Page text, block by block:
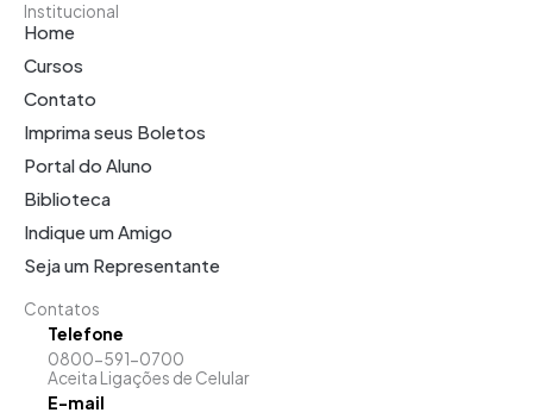
Institucional
Home
Cursos
Contato
Imprima seus Boletos
Portal do Aluno
Biblioteca
Indique um Amigo
Seja um Representante
Contatos
Telefone
0800-591-0700
Aceita Ligações de Celular
E-mail